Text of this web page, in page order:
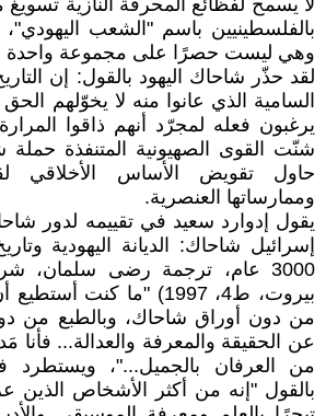
لا يسمح لفظائع المحرقة النازية تسويغ
بالفلسطينيين باسم "الشعب اليهودي"،
وهي ليست حصرًا على مجموعة واحدة
لقد حذّر شاحاك اليهود بالقول: إن
السامية الذي عانوا منه لا يخوّلهم
يرغبون فعله لمجرّد أنهم ذاقوا
شنّت القوى الصهيونية المتنفذة حملة
حاول تقويض الأساس الأخلاقي
وممارساتها العنصرية.
يقول إدوارد سعيد في تقييمه لدور
إسرائيل شاحاك: الديانة اليهودية
3000 عام، ترجمة رضى سلمان،
بيروت، ط4، 1997) "ما كنت
من دون أوراق شاحاك، وبالطبع من
عن الحقيقة والمعرفة والعدالة... فأنا
من العرفان بالجميل..."، ويستطرد
بالقول "إنه من أكثر الأشخاص الذين